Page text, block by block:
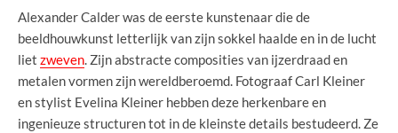
Alexander Calder was de eerste kunstenaar die de
beeldhouwkunst letterlijk van zijn sokkel haalde en in de lucht
liet zweven. Zijn abstracte composities van ijzerdraad en
metalen vormen zijn wereldberoemd. Fotograaf Carl Kleiner
en stylist Evelina Kleiner hebben deze herkenbare en
ingenieuze structuren tot in de kleinste details bestudeerd. Ze